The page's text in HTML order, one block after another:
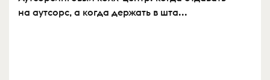
на аутсорс, а когда держать в шта...